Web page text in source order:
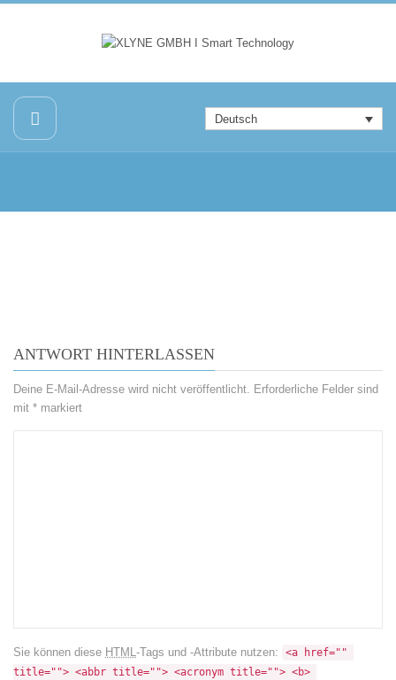
Deutsch
ANTWORT HINTERLASSEN
Deine E-Mail-Adresse wird nicht veröffentlicht. Erforderliche Felder sind
mit * markiert
Sie können diese HTML-Tags und -Attribute nutzen:
<a href=""
title=""> <abbr title=""> <acronym title=""> <b>